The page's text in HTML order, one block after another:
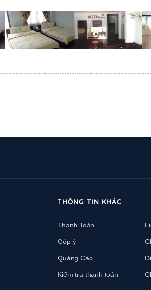
THÔNG TIN KHÁC
Thanh Toán
Góp ý
Quảng Cáo
Kiểm tra thanh toán